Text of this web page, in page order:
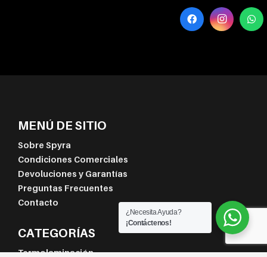
MENÚ DE SITIO
Sobre Spyra
Condiciones Comerciales
Devoluciones y Garantías
Preguntas Frecuentes
Contacto
CATEGORÍAS
Termolaminación
¿Necesita Ayuda?
¡Contáctenos!